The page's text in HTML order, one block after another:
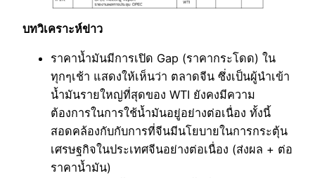
บทวิเคราะห์ข่าว
ราคาน้ำมันมีการเปิด Gap (ราคากระโดด) ใน
ทุกๆเช้า แสดงให้เห็นว่า ตลาดจีน ซึ่งเป็นผู้นำเข้า
น้ำมันรายใหญ่ที่สุดของ WTI ยังคงมีความ
ต้องการในการใช้น้ำมันอยู่อย่างต่อเนื่อง ทั้งนี้
สอดคล้องกับกับการที่จีนมีนโยบายในการกระตุ้น
เศรษฐกิจในประเทศจีนอย่างต่อเนื่อง (ส่งผล + ต่อ
ราคาน้ำมัน)